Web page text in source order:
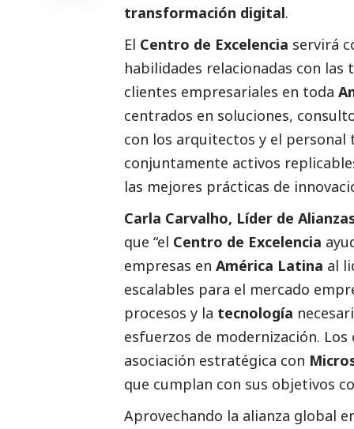
transformación digital.
El Centro de Excelencia servirá
habilidades relacionadas con las
clientes empresariales en toda
centrados en soluciones,
con los arquitectos y el personal
conjuntamente activos
las mejores prácticas de
Carla Carvalho, Líder de
que “el Centro de Excelencia
empresas en América Latina al
escalables para el mercado
procesos y la tecnología
esfuerzos de modernización.
asociación estratégica con
que cumplan con sus objetivos
Aprovechando la alianza global